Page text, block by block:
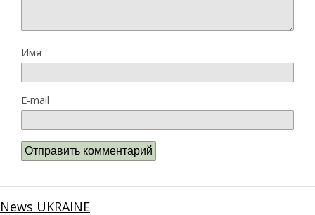
Имя
E-mail
News UKRAINE